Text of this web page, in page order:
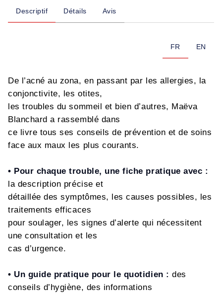
Descriptif Détails Avis
FR EN
De l’acné au zona, en passant par les allergies, la
conjonctivite, les otites,
les troubles du sommeil et bien d’autres, Maëva
Blanchard a rassemblé dans
ce livre tous ses conseils de prévention et de soins
face aux maux les plus courants.
• Pour chaque trouble, une fiche pratique avec :
la description précise et
détaillée des symptômes, les causes possibles, les
traitements efficaces
pour soulager, les signes d’alerte qui nécessitent
une consultation et les
cas d’urgence.
• Un guide pratique pour le quotidien :des
conseils d’hygiène, des informations